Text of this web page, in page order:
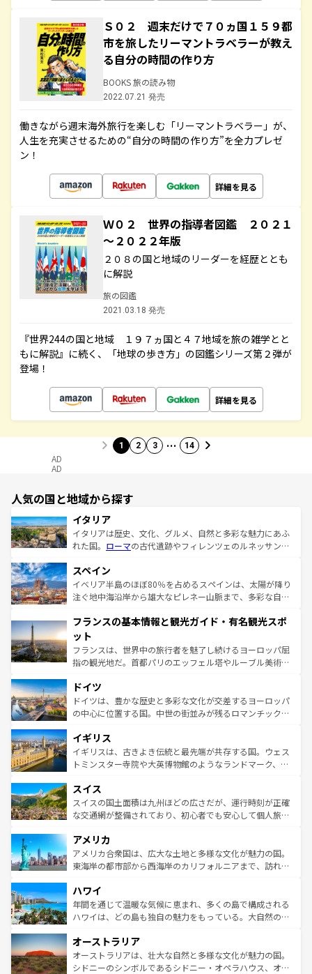
Ｓ０２ 週末だけで７０ヵ国１５９都
市を旅したリーマントラベラーが教え
る自分の時間の作り方
BOOKS 旅の読み物
2022.07.21 発売
働きながら週末海外旅行を楽しむ「リーマントラベラー」が、
人生を充実させるための“自分の時間の作り方”を全力プレゼ
ン！
詳細を見る
Ｗ０２ 世界の指導者図鑑 ２０２１
～２０２２年版
２０８の国と地域のリーダーを経歴ととも
に解説
旅の図鑑
2021.03.18 発売
『世界244の国と地域 １９７ヵ国と４７地域を旅の雑学とと
もに解説』に続く、「地球の歩き方」の図鑑シリーズ第２弾が
登場！
詳細を見る
1 2 3 … 14
AD
AD
人気の国と地域から探す
イタリア
イタリアは歴史、文化、グルメ、自然と多彩な魅力にあふ
れた国。 ローマの古代遺跡やフィレンツェのルネッサンス
ろん、トスカーナの美しい田園風景やアマルフィ海岸の絶
景など、自然景観も見逃せない。観光の合間には、本場の
ピザやパスタなど、絶品のイタリア料理を堪能することも
ませてくれるイタリアで、忘れられない旅をしてみよう！
なお、新着のイタリア情報は
しい。
スペイン
イベリア半島のほぼ80％を占めるスペインは、太陽が降り
注ぐ地中海沿岸から雄大なピレネー山脈まで、多彩な自然
文化が根付くこの国では、情熱的なフラメンコ、熱気あふ
れる闘牛、そして美味しいタパスが生活の一部となってい
る。首都マドリードの洗練された雰囲気や、バルセロナの
アートに溢れた街角から、地方では古代ローマ遺跡や中世
せる。地方によって風土や気候が異なるスペインはその個
性で訪れる人を魅了する。 なお、新着のスペイン情報は コ
ンテンツ一覧を参照してほしい。
フランスの基本情報と観光ガイド・有名観光スポ
ット
フランスは、世界中の旅行者を魅了し続けるヨーロッパ屈
指の観光地だ。首都パリのエッフェル塔やルーブル美術館
で、幅広い魅力が詰まっている。華麗な宮殿、歴史的な大
聖堂、美しいビーチ、そして豊かな自然が、訪れる者を心
から魅了する。また、フランスは美食の国としても知ら
いる。シャンパンの発祥地であるランス、プロヴァンスの
香り高いラベンダー畑など、多彩な楽しみ方が可能だ。さ
らに、パリ以外の地域にも魅力が溢れており、どの街角に
れる地方に足を運ぶとそれぞれで全く異なる文化を体験で
きるだろう。 なお、新着のフランス情報はコンテンツ一覧
を参照してほしい。
ドイツ
ドイツは、豊かな歴史と多彩な文化が交差するヨーロッパ
の中心に位置する国。中世の街並みが残るロマンチック街
顔を持つこの国は、どこを歩いても飽きることがない。ベ
ルリンの文化的活気、バイエルン州のアルプスの絶景、そ
してライン川沿いのワイン畑といった風景は必見。ビール
は、お酒好きな人にはぜひ体験してほしい。 なお、新着の
ドイツ情報はコンテンツ一覧を参照してほしい。
イギリス
イギリスは、古きよき伝統と最先端が共存する国。ウェス
トミンスター寺院や大英博物館のようなランドマーク、歴
リアごとに異なる魅力がある。また、優雅なアフタヌーン
ティー、ビール好きにはたまらない英国パブ、サッカー観
戦など、本場だからこそできる体験も豊富。イギリスを旅
ンツ一覧を参照してほしい。
スイス
スイスの国土面積は九州ほどの広さだが、運行時刻が正確
な交通網が整備されており、初心者でも安心して個人旅行
の建物がそのまま残る町や、スイスならではのユニークな
博物館もあり、アルプス観光だけでなく町歩きも満喫する
ことができる。国民の所得が高いため物価も高いが、旅行
ば市内交通費無料で観光を楽しむこともできる。 なお、新
着のスイス情報はコンテンツ一覧 を参照してほしい。
アメリカ
アメリカ合衆国は、広大な土地と多様な文化が魅力の国。
東海岸の都市部から西海岸のカリフォルニアまで、訪れる
のような巨大都市は、観光、ショッピング、エンターテイ
ンメントが詰まった刺激的なスポットだ。一方、アメリカ
西部には大自然が広がり、グランドキャニオンやイエロー
部のニューオーリンズでは、音楽と美食が融合した独特の
文化が魅力。旅行者はアメリカの各地域で異なる魅力を楽
しみながら、その多様性と豊かな歴史を感じることができ
ハワイ
年間を通じて温暖な気候に恵まれ、多くの島で構成される
ハワイは、どの島も独自の魅力をもっている。大自然の神
ワイ島は見逃せない。また、定番の観光地といえばオアフ
島だが、静かな自然を求めるならマウイ島やカウアイ島が
おすすめ。エメラルドグリーンに輝く海をはじめ、豊かな
オーストラリア
オーストラリアは、壮大な自然と多様な文化が魅力の国。
シドニーのシンボルであるシドニー・オペラハウス、オー